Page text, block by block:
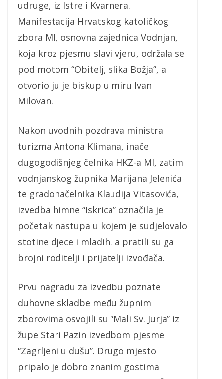
udruge, iz Istre i Kvarnera.
Manifestacija Hrvatskog katoličkog
zbora MI, osnovna zajednica Vodnjan,
koja kroz pjesmu slavi vjeru, održala se
pod motom “Obitelj, slika Božja”, a
otvorio ju je biskup u miru Ivan
Milovan.
Nakon uvodnih pozdrava ministra
turizma Antona Klimana, inače
dugogodišnjeg čelnika HKZ-a MI, zatim
vodnjanskog župnika Marijana Jelenića
te gradonačelnika Klaudija Vitasovića,
izvedba himne “Iskrica” označila je
početak nastupa u kojem je sudjelovalo
stotine djece i mladih, a pratili su ga
brojni roditelji i prijatelji izvođača.
Prvu nagradu za izvedbu poznate
duhovne skladbe među župnim
zborovima osvojili su “Mali Sv. Jurja” iz
župe Stari Pazin izvedbom pjesme
“Zagrljeni u dušu”. Drugo mjesto
pripalo je dobro znanim gostima